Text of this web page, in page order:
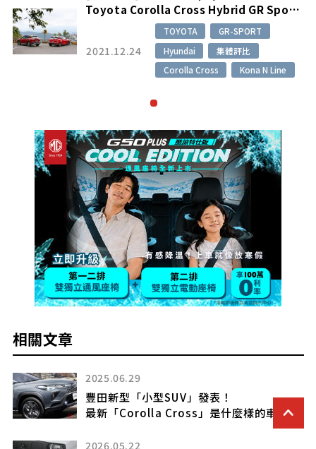
Cross Hybrid GR Sport
N Line
TOYOTA
GR-SPORT
Hyundai
集體評比
Toyota Corolla
x Hyundai Kona
2021.12.24
相關文章
新型「小型SUV」發表！
「Corolla Cross」是什麼樣的車？
手開